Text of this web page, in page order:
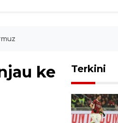
ke
Terkini